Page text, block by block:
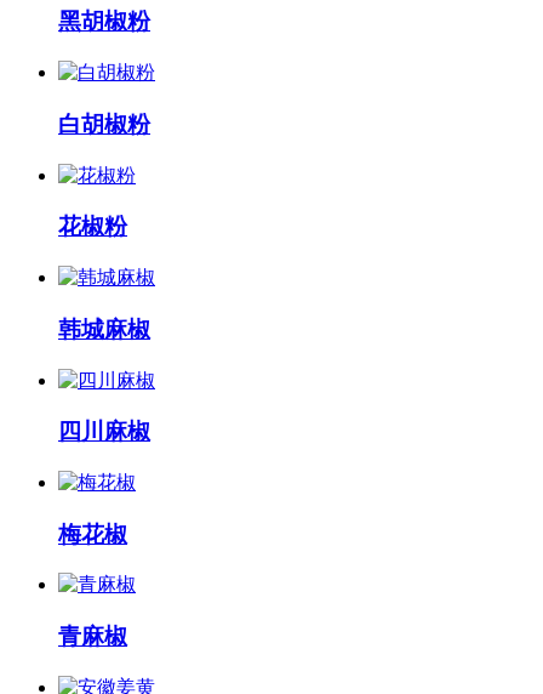
黑胡椒粉
白胡椒粉
花椒粉
韩城麻椒
四川麻椒
梅花椒
青麻椒